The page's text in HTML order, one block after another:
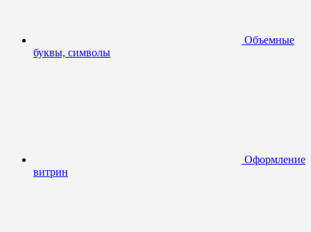
Объемные
буквы, символы
Оформление
витрин